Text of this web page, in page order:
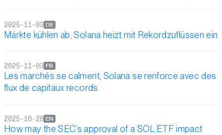
Märkte kühlen ab, Solana heizt mit Rekordzuflüssen ein
DE
2025-11-03
Les marchés se calment, Solana se renforce avec des
flux de capitaux records
FR
2025-11-03
How may the SEC’s approval of a SOL ETF impact
EN
2025-10-28